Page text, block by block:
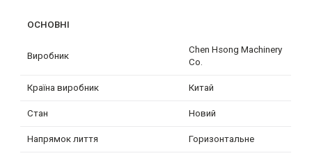
ОСНОВНІ
Виробник
Chen Hsong Machinery
Co.
Країна виробник Китай
Стан Новий
Напрямок лиття Горизонтальне